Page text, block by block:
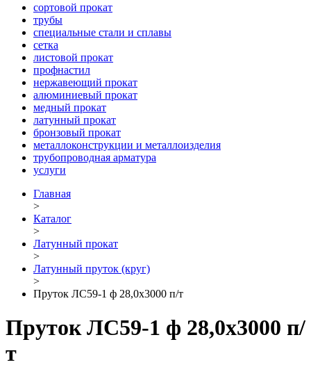
сортовой прокат
трубы
специальные стали и сплавы
сетка
листовой прокат
профнастил
нержавеющий прокат
алюминиевый прокат
медный прокат
латунный прокат
бронзовый прокат
металлоконструкции и металлоизделия
трубопроводная арматура
услуги
Главная
>
Каталог
>
Латунный прокат
>
Латунный пруток (круг)
>
Пруток ЛС59-1 ф 28,0х3000 п/т
Пруток ЛС59-1 ф 28,0х3000 п/
т